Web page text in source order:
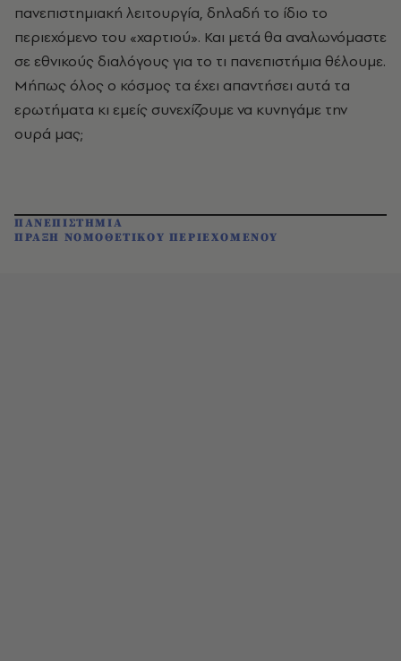
πανεπιστημιακή λειτουργία, δηλαδή το ίδιο το
περιεχόμενο του «χαρτιού». Και μετά θα αναλωνόμαστε
σε εθνικούς διαλόγους για το τι πανεπιστήμια θέλουμε.
Μήπως όλος ο κόσμος τα έχει απαντήσει αυτά τα
ερωτήματα κι εμείς συνεχίζουμε να κυνηγάμε την
ουρά μας;
ΠΑΝΕΠΙΣΤΗΜΙΑ
ΠΡΑΞΗ ΝΟΜΟΘΕΤΙΚΟΥ ΠΕΡΙΕΧΟΜΕΝΟΥ